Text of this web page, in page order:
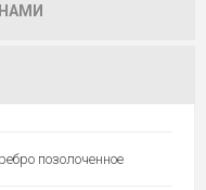
позолоченное